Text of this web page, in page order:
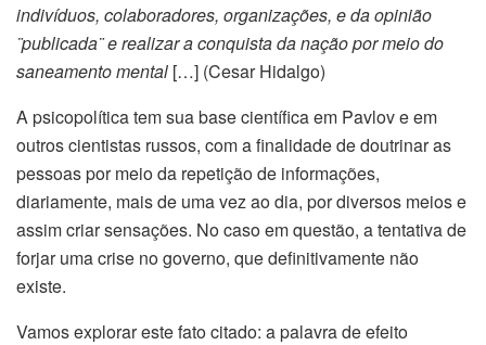
indivíduos, colaboradores, organizações, e da opinião
¨publicada¨ e realizar a conquista da nação por meio do
saneamento mental […] (Cesar Hidalgo)
A psicopolítica tem sua base científica em Pavlov e em
outros cientistas russos, com a finalidade de doutrinar as
pessoas por meio da repetição de informações,
diariamente, mais de uma vez ao dia, por diversos meios e
assim criar sensações. No caso em questão, a tentativa de
forjar uma crise no governo, que definitivamente não
existe.
Vamos explorar este fato citado: a palavra de efeito